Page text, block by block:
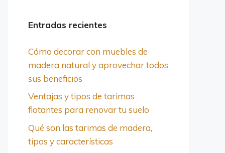
Entradas recientes
Cómo decorar con muebles de
madera natural y aprovechar todos
sus beneficios
Ventajas y tipos de tarimas
flotantes para renovar tu suelo
Qué son las tarimas de madera,
tipos y características